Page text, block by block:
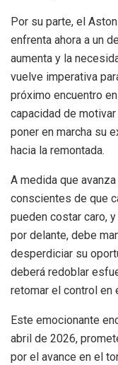
Por su parte, el
enfrenta ahora a un
aumenta y la
vuelve imperativa
próximo encuentro
capacidad de
poner en marcha su
hacia la remontada.
A medida que
conscientes de que
pueden costar caro,
por delante, debe
desperdiciar su
deberá redoblar
retomar el control en
Este emocionante
abril de 2026,
por el avance en el